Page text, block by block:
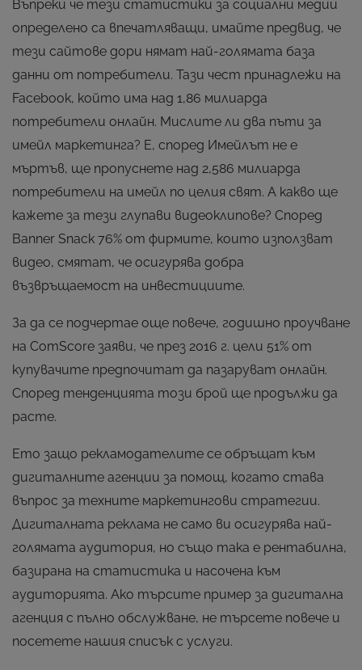
Въпреки че тези статистики за социални медии
определено са впечатляващи, имайте предвид, че
тези сайтове дори нямат най-голямата база
данни от потребители. Тази чест принадлежи на
Facebook, който има над 1,86 милиарда
потребители онлайн. Мислите ли два пъти за
имейл маркетинга? Е, според Имейлът не е
мъртъв, ще пропуснете над 2,586 милиарда
потребители на имейл по целия свят. А какво ще
кажете за тези глупави видеоклипове? Според
Banner Snack 76% от фирмите, които използват
видео, смятат, че осигурява добра
възвръщаемост на инвестициите.
За да се подчертае още повече, годишно проучване
на ComScore заяви, че през 2016 г. цели 51% от
купувачите предпочитат да пазаруват онлайн.
Според тенденцията този брой ще продължи да
расте.
Ето защо рекламодателите се обръщат към
дигиталните агенции за помощ, когато става
въпрос за техните маркетингови стратегии.
Дигиталната реклама не само ви осигурява най-
голямата аудитория, но също така е рентабилна,
базирана на статистика и насочена към
аудиторията. Ако търсите пример за дигитална
агенция с пълно обслужване, не търсете повече и
посетете нашия списък с услуги.